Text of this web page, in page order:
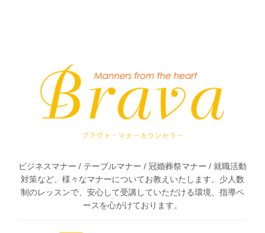
ビジネスマナー / テーブルマナー / 冠婚葬祭マナー / 就職活動
対策など、様々なマナーについてお教えいたします。少人数
制のレッスンで、安心して受講していただける環境、指導ペ
ースを心がけております。